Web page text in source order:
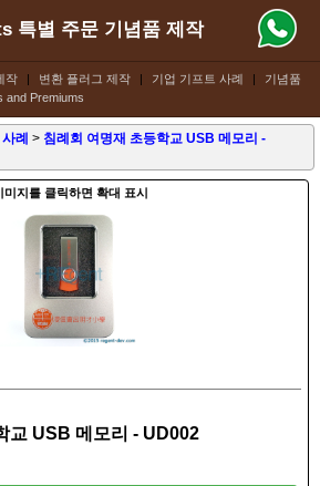
작 | 변환 플러그 제작 | 기업 기프트 사례 |
기념품
and Premiums
특별 주문 기념품 제작
례 > 침례회 여명재 초등학교 USB 메모리 -
미지를 클릭하면 확대 표시
교 USB 메모리 - UD002